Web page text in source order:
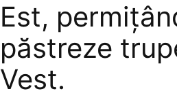
Est,
păstreze
Vest.